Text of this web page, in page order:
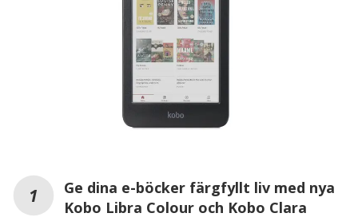
Ge dina e-böcker färgfyllt liv med nya
Kobo Libra Colour och Kobo Clara